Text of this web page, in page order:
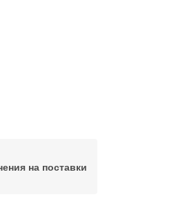
на поставки